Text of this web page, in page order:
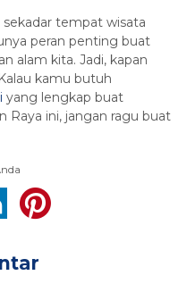
sekadar tempat wisata
peran penting buat
alam kita. Jadi, kapan
kamu butuh
yang lengkap buat
Raya ini, jangan ragu buat